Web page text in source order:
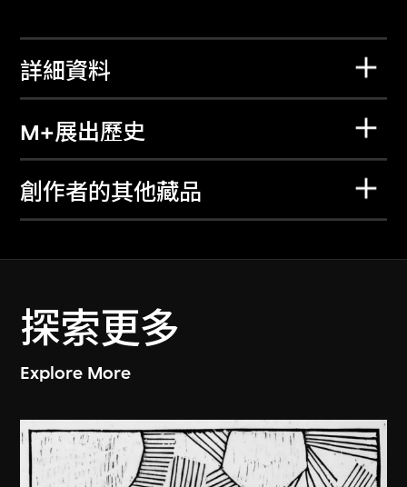
詳細資料
M+展出歷史
創作者的其他藏品
探索更多
Explore More